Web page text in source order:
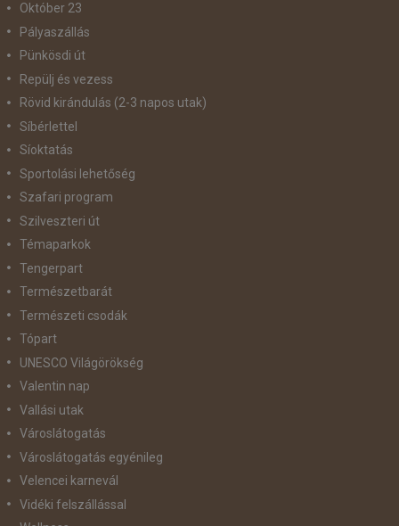
Október 23
Pályaszállás
Pünkösdi út
Repülj és vezess
Rövid kirándulás (2-3 napos utak)
Síbérlettel
Síoktatás
Sportolási lehetőség
Szafari program
Szilveszteri út
Témaparkok
Tengerpart
Természetbarát
Természeti csodák
Tópart
UNESCO Világörökség
Valentin nap
Vallási utak
Városlátogatás
Városlátogatás egyénileg
Velencei karnevál
Vidéki felszállással